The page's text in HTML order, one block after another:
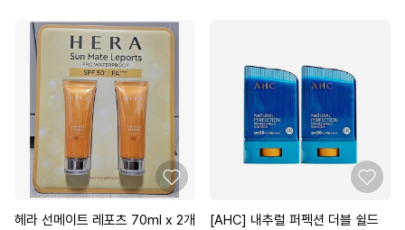
헤라 선메이트 레포츠 70ml x 2개
[AHC] 내추럴 퍼펙션 더블 쉴드